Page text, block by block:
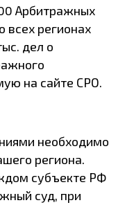
Арбитражных
регионах
дел о
на сайте СРО.
необходимо
региона.
субъекте РФ
суд, при